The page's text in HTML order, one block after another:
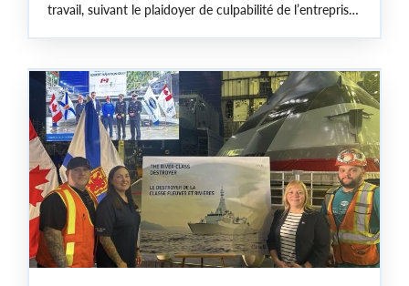
travail, suivant le plaidoyer de culpabilité de l’entreprise
déneigement.